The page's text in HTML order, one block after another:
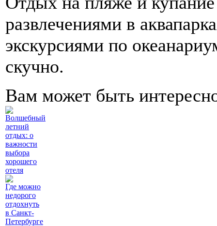
развлечениями в
экскурсиями по
скучно.
Вам может быть
Волшебный
летний
отдых: о
важности
выбора
хорошего
отеля
Где можно
недорого
отдохнуть
в Санкт-
Петербурге